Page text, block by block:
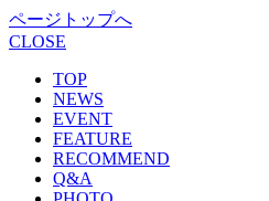
ページトップへ
CLOSE
TOP
NEWS
EVENT
FEATURE
RECOMMEND
Q&A